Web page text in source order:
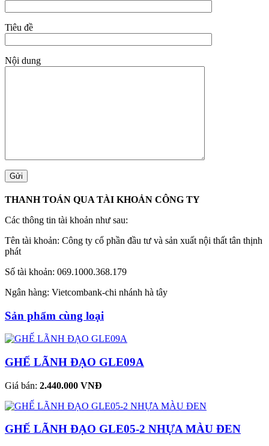
Tiêu đề
Nội dung
THANH TOÁN QUA TÀI KHOẢN CÔNG TY
Các thông tin tài khoản như sau:
Tên tài khoản: Công ty cổ phần đầu tư và sản xuất nội thất tân thịnh
phát
Số tài khoản: 069.1000.368.179
Ngân hàng: Vietcombank-chi nhánh hà tây
Sản phẩm cùng loại
GHẾ LÃNH ĐẠO GLE09A
Giá bán: 2.440.000 VNĐ
GHẾ LÃNH ĐẠO GLE05-2 NHỰA MÀU ĐEN